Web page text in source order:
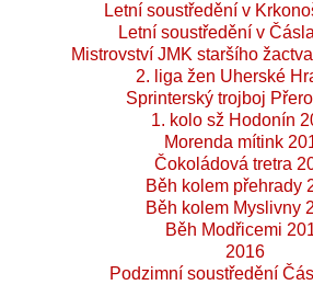
Letní soustředění v
Letní soustředění v
Mistrovství JMK staršího
2. liga žen Uherské
Sprinterský trojboj
1. kolo sž Hodonín
Morenda mítink
Čokoládová tretra
Běh kolem přehrady
Běh kolem Myslivny
Běh Modřicemi
2016
Podzimní soustředění